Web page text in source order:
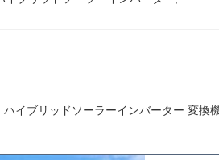
イブリッドソーラーインバーター 変換